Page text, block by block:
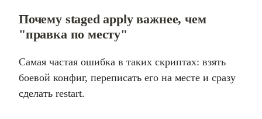
Почему staged apply важнее, чем
"правка по месту"
Самая частая ошибка в таких скриптах: взять
боевой конфиг, переписать его на месте и сразу
сделать restart.